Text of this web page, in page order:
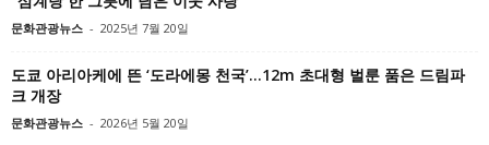
문화관광뉴스 - 2025년 7월 20일
도쿄 아리아케에 뜬 ‘도라에몽 천국’…12m 초대형 벌룬 품은 드림파
크 개장
문화관광뉴스 - 2026년 5월 20일